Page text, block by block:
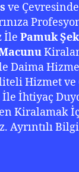
ve Çevresinde
İle Pamuk
Daima
Hizmet ve
İhtiyaç
Kiralamak
Ayrıntılı